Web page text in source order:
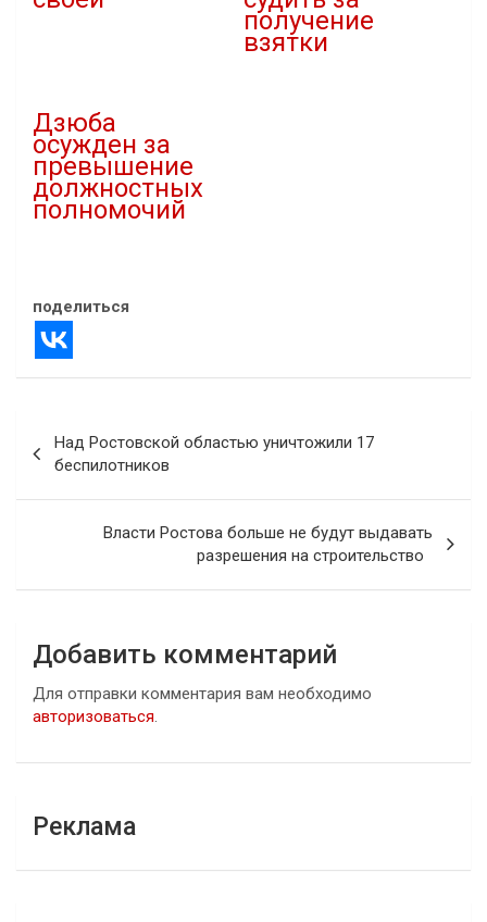
получение
взятки
Дзюба
осужден за
превышение
должностных
полномочий
поделиться
по
записям
Над Ростовской областью уничтожили 17
беспилотников
Власти Ростова больше не будут выдавать
разрешения на строительство
Добавить комментарий
Для отправки комментария вам необходимо
авторизоваться.
Реклама